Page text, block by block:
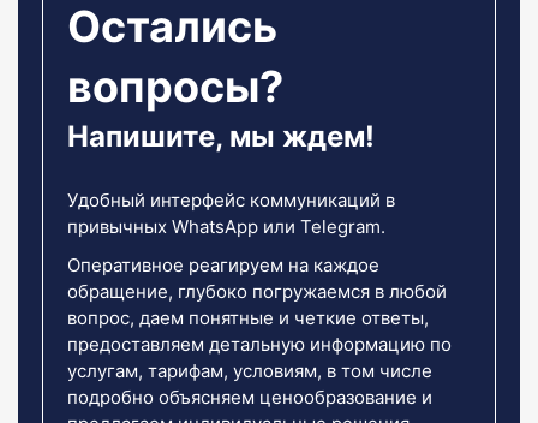
Остались
вопросы?
Напишите, мы ждем!
Удобный интерфейс коммуникаций в
привычных WhatsApp или Telegram.
Оперативное реагируем на каждое
обращение, глубоко погружаемся в любой
вопрос, даем понятные и четкие ответы,
предоставляем детальную информацию по
услугам, тарифам, условиям, в том числе
подробно объясняем ценообразование и